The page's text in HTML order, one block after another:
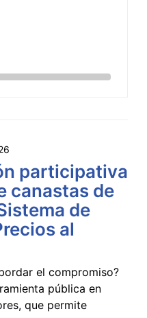
participativa
canastas de
de
al
el compromiso?
pública en
que permite